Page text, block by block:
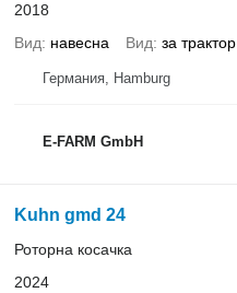
2018
Вид навесна Вид за трактор
Германия, Hamburg
E-FARM GmbH
Kuhn gmd 24
Роторна косачка
2024